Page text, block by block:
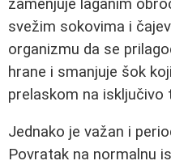
zamenjuje laganim
svežim sokovima i
organizmu da se
hrane i smanjuje šok
prelaskom na isključivo
Jednako je važan i
Povratak na normalnu